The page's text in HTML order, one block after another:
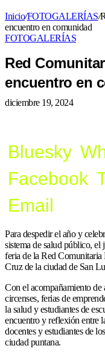
Inicio/FOTOGALERÍAS/
encuentro en comunidad
FOTOGALERÍAS
Red
encuentro en
diciembre 19, 2024
Bluesky
Facebook
Email
Para despedir el año y
sistema de salud público, el
feria de la Red
Cruz de la ciudad de San
Con el acompañamiento de
circenses, ferias de
la salud y estudiantes de
encuentro y reflexión entre
docentes y estudiantes de
ciudad puntana.